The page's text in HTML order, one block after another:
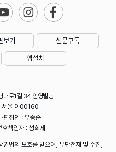
보기 신문구독
앱설치
대로1길 34 인영빌딩
울 아00160
편집인 : 우종순
책임자 : 성희제
법의 보호를 받으며, 무단전재 및 수집,